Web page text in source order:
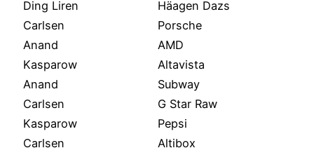
Ding Liren
Häagen Dazs
Carlsen
Porsche
Anand
AMD
Kasparow
Altavista
Anand
Subway
Carlsen
G Star Raw
Kasparow
Pepsi
Carlsen
Altibox